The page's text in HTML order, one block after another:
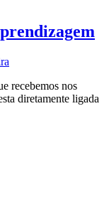
recebemos nos
diretamente ligada